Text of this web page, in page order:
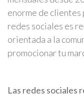
enorme de
redes sociales es
orientada a la
promocionar tu
Las redes sociales